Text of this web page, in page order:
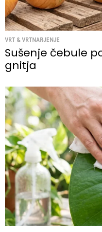
VRT & VRTNARJENJE
Sušenje čebule
gnitja